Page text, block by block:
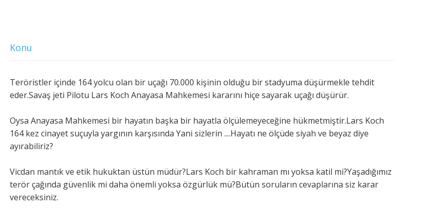
Konu
Teröristler içinde 164 yolcu olan bir uçağı 70.000 kişinin olduğu bir stadyuma düşürmekle tehdit
eder.Savaş jeti Pilotu Lars Koch Anayasa Mahkemesi kararını hiçe sayarak uçağı düşürür.
Oysa Anayasa Mahkemesi bir hayatın başka bir hayatla ölçülemeyeceğine hükmetmiştir.Lars Koch
164 kez cinayet suçuyla yargının karşısında Yani sizlerin ....Hayatı ne ölçüde siyah ve beyaz diye
ayırabiliriz?
Vicdan mantık ve etik hukuktan üstün müdür?Lars Koch bir kahraman mı yoksa katil mi?Yaşadığımız
terör çağında güvenlik mi daha önemli yoksa özgürlük mü?Bütün soruların cevaplarına siz karar
vereceksiniz.